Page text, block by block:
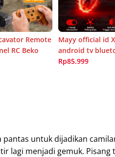
Remote
RC Beko
Mayy official id
android tv
Rp85.999
untuk dijadikan
lagi menjadi gemuk. Pisang